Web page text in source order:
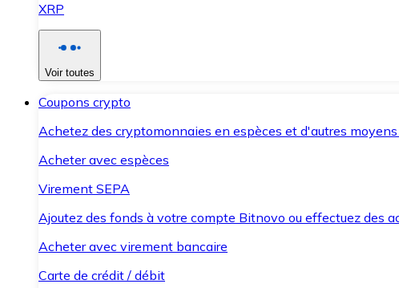
XRP
Voir toutes
Coupons crypto
Achetez des cryptomonnaies en espèces et d'autres
Acheter avec espèces
Virement SEPA
Ajoutez des fonds à votre compte Bitnovo ou effectuez des
Acheter avec virement bancaire
Carte de crédit / débit